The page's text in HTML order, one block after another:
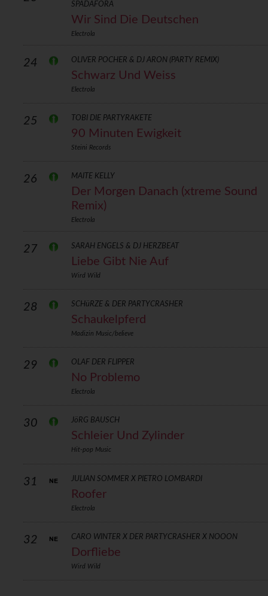
SPADAFORA
Wir Sind Die Deutschen
Electrola
24 OLIVER POCHER & DJ ARON (PARTY REMIX)
Schwarz Und Weiss
Electrola
25 TOBI DIE PARTYRAKETE
90 Minuten Ewigkeit
Steini Records
26 MAITE KELLY
Der Morgen Danach (xtreme Sound
Remix)
Electrola
27 SARAH ENGELS & DJ HERZBEAT
Liebe Gibt Nie Auf
Wird Wild
28 SCHüRZE & DER PARTYCRASHER
Schaukelpferd
Madizin Music/believe
29 OLAF DER FLIPPER
No Problemo
Electrola
30 JöRG BAUSCH
Schleier Und Zylinder
Hit-pop Music
31 JULIAN SOMMER X PIETRO LOMBARDI
Roofer
Electrola
32 CARO WINTER X DER PARTYCRASHER X NOOON
Dorfliebe
Wird Wild